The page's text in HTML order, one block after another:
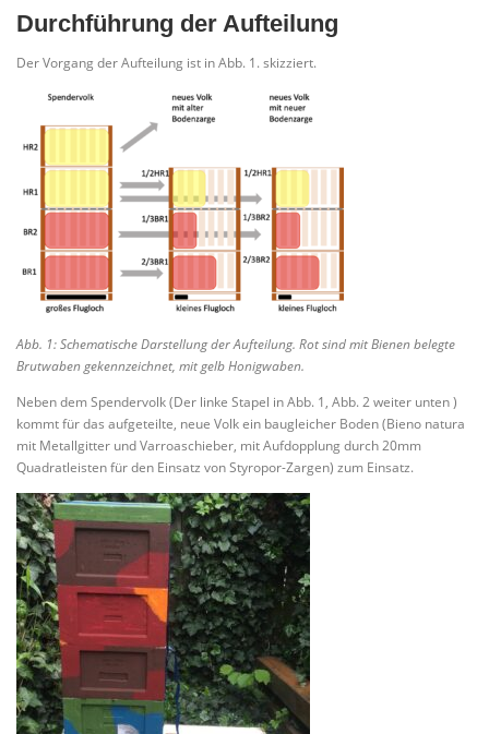
Durchführung der Aufteilung
Der Vorgang der Aufteilung ist in Abb. 1. skizziert.
Abb. 1: Schematische Darstellung der Aufteilung. Rot sind mit Bienen belegte
Brutwaben gekennzeichnet, mit gelb Honigwaben.
Neben dem Spendervolk (Der linke Stapel in Abb. 1, Abb. 2 weiter unten )
kommt für das aufgeteilte, neue Volk ein baugleicher Boden (Bieno natura
mit Metallgitter und Varroaschieber, mit Aufdopplung durch 20mm
Quadratleisten für den Einsatz von Styropor-Zargen) zum Einsatz.